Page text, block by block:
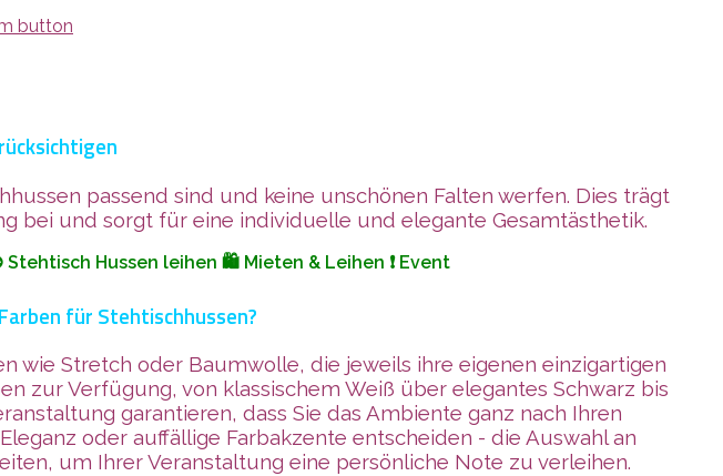
passend sind und keine unschönen Falten werfen. Dies trägt
bei und sorgt für eine individuelle und elegante Gesamtästhetik.
Hussen leihen 🛍️ Mieten & Leihen ❗ Event
für Stehtischhussen?
wie Stretch oder Baumwolle, die jeweils ihre eigenen einzigartigen
zur Verfügung, von klassischem Weiß über elegantes Schwarz bis
garantieren, dass Sie das Ambiente ganz nach Ihren
oder auffällige Farbakzente entscheiden - die Auswahl an
um Ihrer Veranstaltung eine persönliche Note zu verleihen.